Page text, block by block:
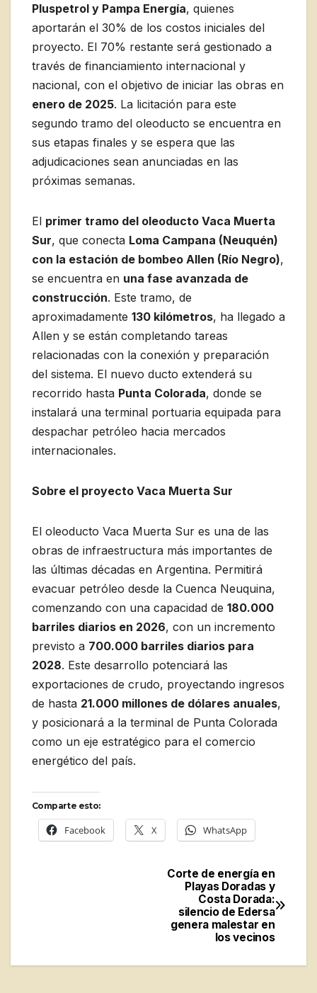
Pluspetrol y Pampa Energía, quienes
aportarán el 30% de los costos iniciales del
proyecto. El 70% restante será gestionado a
través de financiamiento internacional y
nacional, con el objetivo de iniciar las obras en
enero de 2025. La licitación para este
segundo tramo del oleoducto se encuentra en
sus etapas finales y se espera que las
adjudicaciones sean anunciadas en las
próximas semanas.
El primer tramo del oleoducto Vaca Muerta
Sur, que conecta Loma Campana (Neuquén)
con la estación de bombeo Allen (Río Negro),
se encuentra en una fase avanzada de
construcción. Este tramo, de
aproximadamente 130 kilómetros, ha llegado a
Allen y se están completando tareas
relacionadas con la conexión y preparación
del sistema. El nuevo ducto extenderá su
recorrido hasta Punta Colorada, donde se
instalará una terminal portuaria equipada para
despachar petróleo hacia mercados
internacionales.
Sobre el proyecto Vaca Muerta Sur
El oleoducto Vaca Muerta Sur es una de las
obras de infraestructura más importantes de
las últimas décadas en Argentina. Permitirá
evacuar petróleo desde la Cuenca Neuquina,
comenzando con una capacidad de 180.000
barriles diarios en 2026, con un incremento
previsto a 700.000 barriles diarios para
2028. Este desarrollo potenciará las
exportaciones de crudo, proyectando ingresos
de hasta 21.000 millones de dólares anuales,
y posicionará a la terminal de Punta Colorada
como un eje estratégico para el comercio
energético del país.
Comparte esto:
Facebook X WhatsApp
Corte de energía en
Playas Doradas y
Costa Dorada:
silencio de Edersa
genera malestar en
los vecinos